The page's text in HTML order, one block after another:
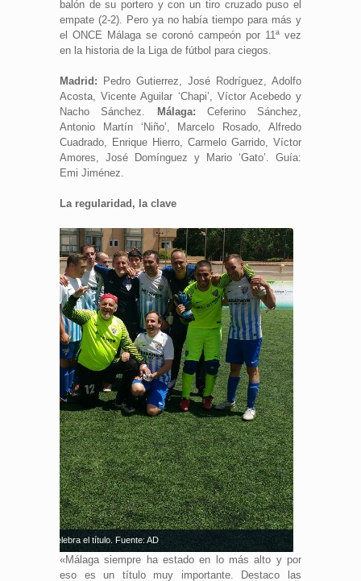
balón de su portero y con un tiro cruzado puso el
empate (2-2). Pero ya no había tiempo para más y
el ONCE Málaga se coronó campeón por 11ª vez
en la historia de la Liga de fútbol para ciegos.
Madrid: Pedro Gutierrez, José Rodríguez, Adolfo
Acosta, Vicente Aguilar ‘Chapi’, Víctor Acebedo y
Nacho Sánchez.
Málaga: Ceferino Sánchez,
Antonio Martín ‘Niño’, Marcelo Rosado, Alfredo
Cuadrado, Enrique Hierro, Carmelo Garrido, Víctor
Amores, José Domínguez y Mario ‘Gato’. Guía:
Emi Jiménez.
La regularidad, la clave
El Málaga celebra el título. Fuente: AD
«Málaga siempre ha estado en lo más alto y por
eso es un título muy importante. Destaco las